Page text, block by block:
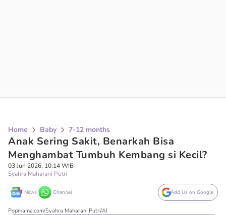
Home Baby 7-12 months
Anak Sering Sakit, Benarkah Bisa
Menghambat Tumbuh Kembang si Kecil?
03 Jun 2026, 10:14 WIB
Syahra Maharani Putri
News Channel Add Us on Google
Popmama.com/Syahra Maharani Putri/AI